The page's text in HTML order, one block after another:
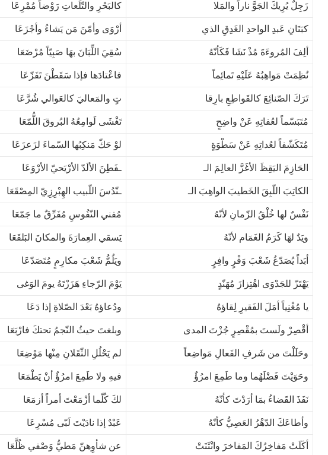
زَجِلٌ يُرِيكَ الجَوَّ ناراً والمَلا كالبَحْرِ والتّلَعاتِ رَوْضاً مُمْرِعَا
كبَنَانِ عَبدِ الواحدِ الغَدِقِ الذي أرْوَى وأمّنَ مَن يَشاءُ وأجْزَعَا
ألِفَ المُروءَةَ مُذْ نَشَا فَكَأنّهُ سُقِيَ اللِّبَانَ بهَا صَبِيّاً مُرْضَعَا
نُظِمَتْ مَواهِبُهُ عَلَيْهِ تَمائِماً فاعْتادَها فإذا سَقَطْنَ تَفَزّعَا
تَرَكَ الصّنائِعَ كالقَواطِعِ بارِقا تٍ والمَعاليَ كالعَوالي شُرَّعَا
مُتَبَسّماً لعُفاتِهِ عَنْ واضِحٍ تَغْشَى لَوامِعُهُ البُروقَ اللُّمّعَا
مُتَكَشّفاً لعُداتِهِ عَنْ سَطْوَةٍ لوْ حَكّ مَنكِبُها السّماءَ لزَعزَعَا
الحَازِمَ اليَقِظَ الأغَرَّ العالِمَ الـ ـفَطِنَ الألَدّ الأرْيَحيّ الأرْوَعَا
الكاتِبَ اللّبِقَ الخَطيبَ الواهِبَ الـ ـنّدُسَ اللّبيب الهِبْرِزِيّ المِصْقَعَا
نَفْسٌ لها خُلْقُ الزّمانِ لأنّهُ مُفني النّفُوسِ مُفَرِّقٌ ما جَمّعَا
ويَدٌ لهَا كَرَمُ الغَمَام لأنّهُ يَسقي العِمارَةَ والمكانَ البَلقَعَا
أبَداً يُصَدّعُ شَعْبَ وَفْرٍ وافِرٍ ويَلُمُّ شَعْبَ مكارِمٍ مُتَصَدّعَا
يَهْتَزّ للجَدْوَى اهْتِزازَ مُهَنّدٍ يَوْمَ الرّجاءِ هَزَزْتَهُ يومَ الوَغى
يا مُغْنِياً أمَلَ الفَقيرِ لِقاؤهُ ودُعاؤهُ بَعْدَ الصّلاةِ إذا دَعَا
أقْصِرْ ولَستَ بمُقْصِرٍ جُزْتَ المدى وبلغتَ حيثُ النّجمُ تحتكَ فارْبَعَا
وحَلَلْتَ من شَرفِ الفَعالِ مَواضِعاً لم يَحْلُلِ الثّقَلانِ مِنْها مَوْضِعَا
وحَوَيْتَ فَضْلَهُما وما طَمِعَ امرُؤٌ فيهِ ولا طَمِعَ امرُؤٌ أنْ يَطْمَعَا
نَفَذَ القَضاءُ بمَا أرَدْتَ كأنّهُ لكَ كُلّما أزْمَعْتَ أمراً أزمَعَا
وأطاعَكَ الدّهْرُ العَصِيُّ كأنّهُ عَبْدٌ إذا نادَيْتَ لَبّى مُسْرِعَا
أكَلَتْ مَفاخِرُكَ المَفاخرَ وانْثَنَتْ عن شأوِهنّ مَطيُّ وَصْفي ظُلَّعَا